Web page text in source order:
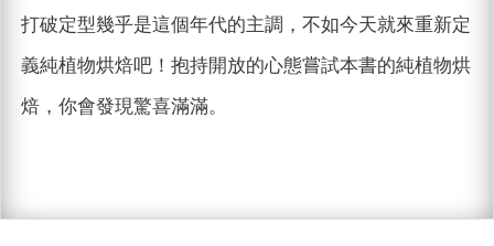
打破定型幾乎是這個年代的主調，不如今天就來重新定
義純植物烘焙吧！抱持開放的心態嘗試本書的純植物烘
焙，你會發現驚喜滿滿。